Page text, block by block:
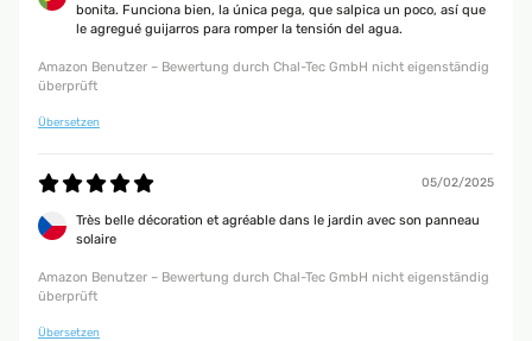
bonita. Funciona bien, la única pega, que salpica un poco, así que
le agregué guijarros para romper la tensión del agua.
Amazon Benutzer – Bewertung durch Chal-Tec GmbH nicht eigenständig
überprüft
Übersetzen
05/02/2025
Très belle décoration et agréable dans le jardin avec son panneau
solaire
Amazon Benutzer – Bewertung durch Chal-Tec GmbH nicht eigenständig
überprüft
Übersetzen